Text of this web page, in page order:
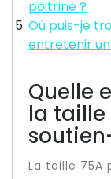
poitrine ?
Où puis-je
entretenir
Quelle
la taille
La taille 75A